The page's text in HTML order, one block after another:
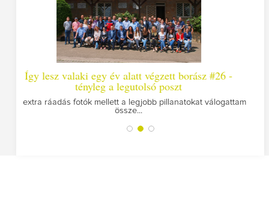
alatt végzett borász #26 -
legutolsó poszt
a legjobb pillanatokat válogattam
Így lesz valaki egy év
Megírtuk a modulzáró